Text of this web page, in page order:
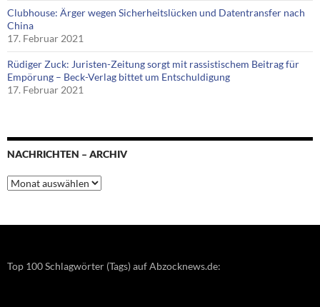
Clubhouse: Ärger wegen Sicherheitslücken und Datentransfer nach
China
17. Februar 2021
Rüdiger Zuck: Juristen-Zeitung sorgt mit rassistischem Beitrag für
Empörung – Beck-Verlag bittet um Entschuldigung
17. Februar 2021
NACHRICHTEN – ARCHIV
Nachrichten
–
Top 100 Schlagwörter (Tags) auf Abzocknews.de: